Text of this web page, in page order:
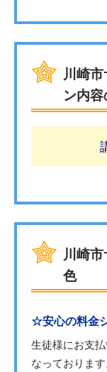
川崎
ン内
川崎
色
☆安心の料金
生徒様にお支
なっております